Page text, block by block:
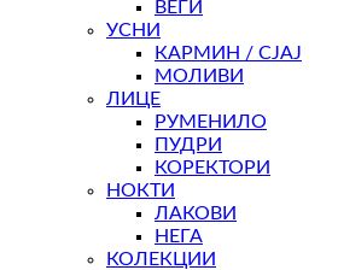
ВЕЃИ
УСНИ
КАРМИН / СЈАЈ
МОЛИВИ
ЛИЦЕ
РУМЕНИЛО
ПУДРИ
КОРЕКТОРИ
НОКТИ
ЛАКОВИ
НЕГА
КОЛЕКЦИИ